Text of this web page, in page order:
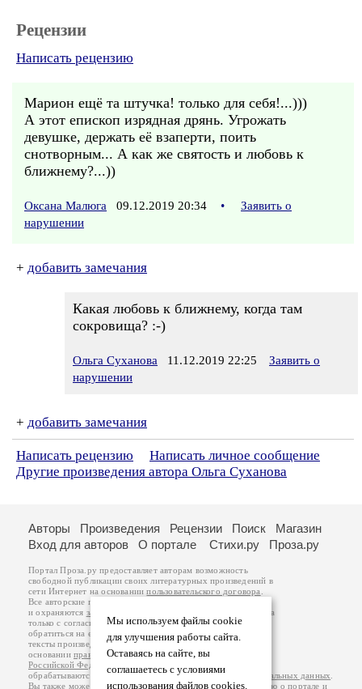
Рецензии
Написать рецензию
Марион ещё та штучка! только для себя!...)))
А этот епископ изрядная дрянь. Угрожать
девушке, держать её взаперти, поить
снотворным... А как же святость и любовь к
ближнему?...))
Оксана Малюга 09.12.2019 20:34 •
Заявить о
нарушении
+ добавить замечания
Какая любовь к ближнему, когда там
сокровища? :-)
Ольга Суханова 11.12.2019 22:25
Заявить о
нарушении
+ добавить замечания
Написать рецензию
Написать личное сообщение
Другие произведения автора Ольга Суханова
Мы используем файлы cookie
для улучшения работы сайта.
Оставаясь на сайте, вы
соглашаетесь с условиями
использования файлов cookies.
Авторы Произведения Рецензии Поиск
Магазин
Вход для авторов
О портале Стихи.ру Проза.ру
Портал Проза.ру предоставляет авторам возможность
свободной публикации своих литературных произведений в
сети Интернет на основаниипользовательского договора
Все авторские права на произведения принадлежат авторам
и охраняются законом
. Перепечатка произведений возможна
только с согласия его автора, к которому вы можете
обратиться на его авторской странице. Ответственность за
тексты произведений авторы несут самостоятельно на
основанииправил публикацииизаконодательства
Российской Федерации
обрабатываются на основанииПолитики обработки персональных данных
Вы также можете посмотреть более подробнуюинформацию о портале и